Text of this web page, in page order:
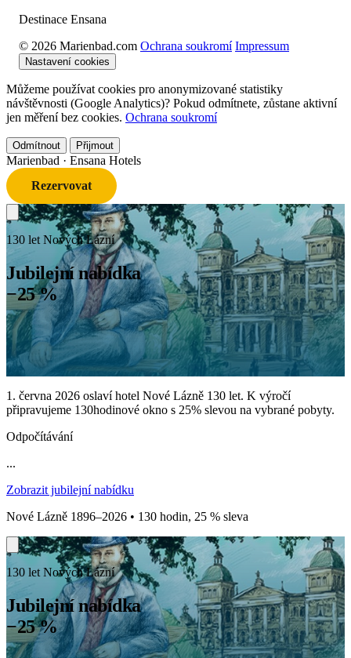
Destinace Ensana
© 2026 Marienbad.com Ochrana soukromí Impressum
Nastavení cookies
Můžeme používat cookies pro anonymizované statistiky
návštěvnosti (Google Analytics)? Pokud odmítnete, zůstane aktivní
jen měření bez cookies. Ochrana soukromí
Odmítnout Přijmout
Marienbad · Ensana Hotels
Rezervovat
130 let Nových Lázní
Jubilejní nabídka
−25 %
1. června 2026 oslaví hotel Nové Lázně 130 let. K výročí
připravujeme 130hodinové okno s 25% slevou na vybrané pobyty.
Odpočítávání
...
Zobrazit jubilejní nabídku
Nové Lázně 1896–2026 • 130 hodin, 25 % sleva
130 let Nových Lázní
Jubilejní nabídka
−25 %